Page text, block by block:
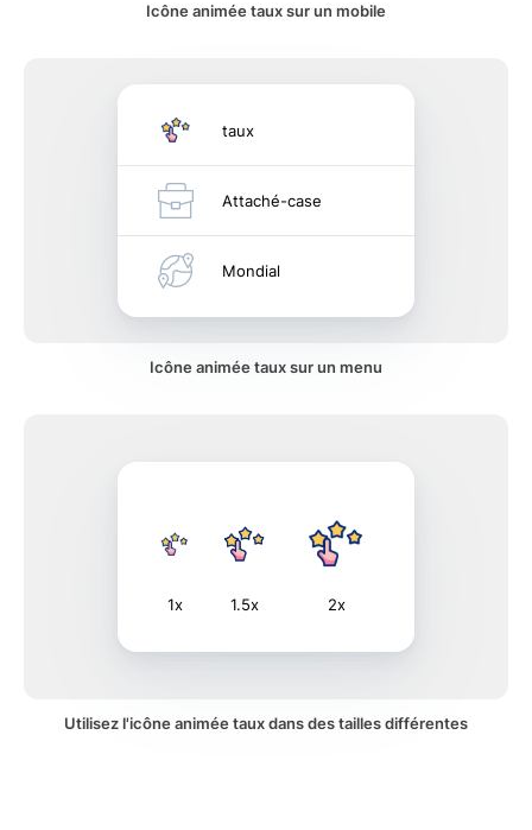
Icône animée taux sur un mobile
taux
Attaché-case
Mondial
Icône animée taux sur un menu
1x 1.5x 2x
Utilisez l'icône animée taux dans des tailles différentes